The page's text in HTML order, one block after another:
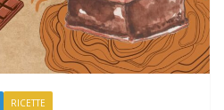
RICETTE